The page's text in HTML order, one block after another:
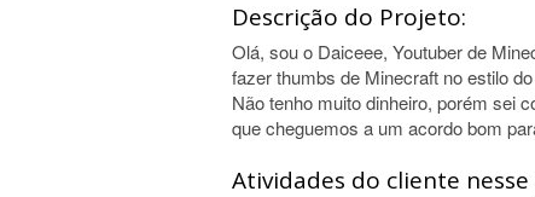
Descrição do Projeto:
Olá, sou o Daiceee, Youtuber de
fazer thumbs de Minecraft no estilo
Não tenho muito dinheiro, porém sei
que cheguemos a um acordo bom
Atividades do cliente